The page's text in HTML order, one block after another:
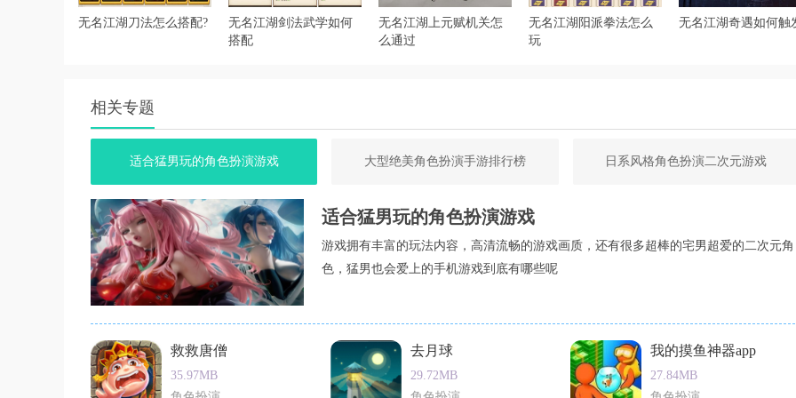
无名江湖刀法怎么搭配?
无名江湖剑法武学如何
搭配
无名江湖上元赋机关怎
么通过
无名江湖阳派拳法怎么
玩
无名江湖奇遇如何触
相关专题
适合猛男玩的角色扮演游戏 大型绝美角色扮演手游排行榜 日系风格角色扮演二次元游戏
适合猛男玩的角色扮演游戏
游戏拥有丰富的玩法内容，高清流畅的游戏画质，还有很多超棒的宅男超爱的二次元角
色，猛男也会爱上的手机游戏到底有哪些呢
救救唐僧
35.97MB
去月球
29.72MB
我的摸鱼神器app
27.84MB